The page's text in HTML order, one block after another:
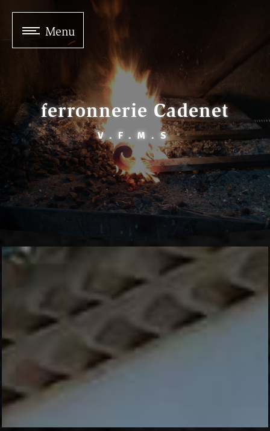
Menu
ferronnerie Cadenet
V.F.M.S
Panneau de gestion des cookies